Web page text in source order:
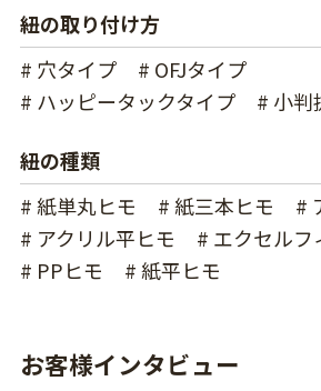
紐の取り付け方
# 穴タイプ
# OFJタイプ
# ハッピータックタイプ
# 小判
紐の種類
# 紙単丸ヒモ
# 紙三本ヒモ
#
# アクリル平ヒモ
# エクセルフ
# PPヒモ
# 紙平ヒモ
お客様インタビュー